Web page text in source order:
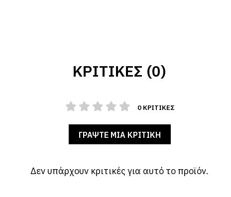
ΚΡΙΤΙΚΈΣ (0)
0 ΚΡΙΤΙΚΈΣ
ΓΡΆΨΤΕ ΜΙΑ ΚΡΙΤΙΚΉ
Δεν υπάρχουν κριτικές για αυτό το προϊόν.